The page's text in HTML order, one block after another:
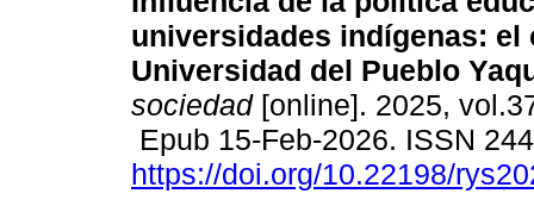
universidades indígenas: el
Universidad del Pueblo
sociedad[online]. 2025,
Epub 15-Feb-2026. ISSN
https://doi.org/10.22198/